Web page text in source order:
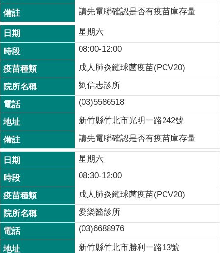
請先電聯確認是否有疫苗庫存量
星期六
08:00-12:00
成人肺炎鏈球菌疫苗(PCV20)
劉信志診所
(03)5586518
新竹縣竹北市光明一路242號
請先電聯確認是否有疫苗庫存量
星期六
08:30-12:00
成人肺炎鏈球菌疫苗(PCV20)
愛樂醫診所
(03)6688976
新竹縣竹北市勝利一路13號